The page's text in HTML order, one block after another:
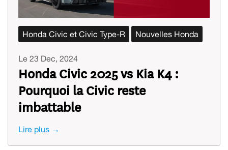
Honda Civic et Civic Type-R Nouvelles Honda
Le 23 Dec, 2024
Honda Civic 2025 vs Kia K4 :
Pourquoi la Civic reste
imbattable
Lire plus →